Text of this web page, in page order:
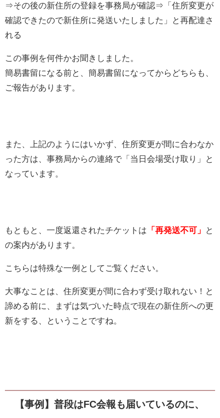
⇒その後の新住所の登録を事務局が確認⇒「住所変更が
確認できたので新住所に発送いたしました」と再配達さ
れる
この事例を何件かお聞きしました。
簡易書留になる前と、簡易書留になってからどちらも、
ご報告があります。
また、上記のようにはいかず、住所変更が間に合わなか
った方は、事務局からの連絡で「当日会場受け取り」と
なっています。
もともと、一度返還されたチケットは 「再発送不可」
と
の案内があります。
こちらは特殊な一例としてご覧ください。
大事なことは、住所変更が間に合わず受け取れない！と
諦める前に、まずは気づいた時点で現在の新住所への更
新をする、ということですね。
【事例】普段はFC会報も届いているのに、